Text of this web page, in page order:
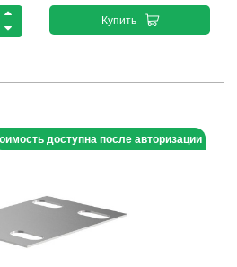
Купить
доступна после авторизации